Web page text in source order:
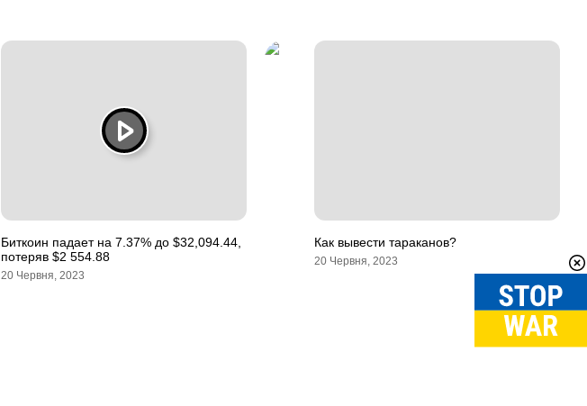
Биткоин падает на 7.37% до $32,094.44,
потеряв $2 554.88
20 Червня, 2023
Как вывести тараканов?
20 Червня, 2023